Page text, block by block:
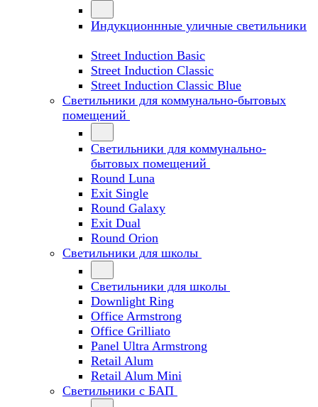
Индукционнные уличные светильники
Street Induction Basic
Street Induction Classic
Street Induction Classic Blue
Светильники для коммунально-бытовых
помещений
Светильники для коммунально-
бытовых помещений
Round Luna
Exit Single
Round Galaxy
Exit Dual
Round Orion
Светильники для школы
Светильники для школы
Downlight Ring
Office Armstrong
Office Grilliato
Panel Ultra Armstrong
Retail Alum
Retail Alum Mini
Светильники с БАП